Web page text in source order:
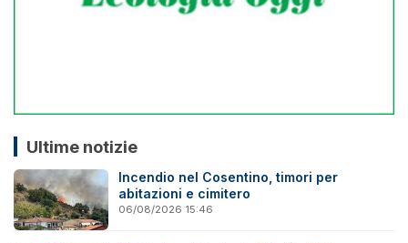
Ultime notizie
Incendio nel Cosentino, timori per
abitazioni e cimitero
06/08/2026 15:46